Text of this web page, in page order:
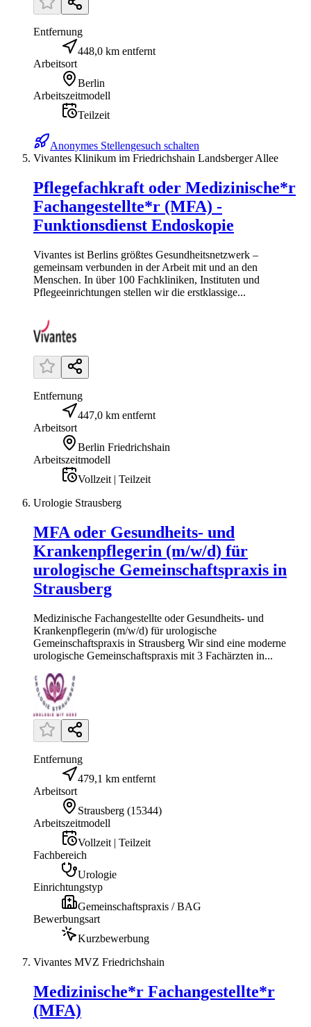
Entfernung
448,0 km entfernt
Arbeitsort
Berlin
Arbeitszeitmodell
Teilzeit
Anonymes Stellengesuch schalten
Vivantes Klinikum im Friedrichshain Landsberger Allee
Pflegefachkraft oder Medizinische*r
Fachangestellte*r (MFA) -
Funktionsdienst Endoskopie
Vivantes ist Berlins größtes Gesundheitsnetzwerk –
gemeinsam verbunden in der Arbeit mit und an den
Menschen. In über 100 Fachkliniken, Instituten und
Pflegeeinrichtungen stellen wir die erstklassige...
Entfernung
447,0 km entfernt
Arbeitsort
Berlin Friedrichshain
Arbeitszeitmodell
Vollzeit | Teilzeit
Urologie Strausberg
MFA oder Gesundheits- und
Krankenpflegerin (m/w/d) für
urologische Gemeinschaftspraxis in
Strausberg
Medizinische Fachangestellte oder Gesundheits- und
Krankenpflegerin (m/w/d) für urologische
Gemeinschaftspraxis in Strausberg Wir sind eine moderne
urologische Gemeinschaftspraxis mit 3 Fachärzten in...
Entfernung
479,1 km entfernt
Arbeitsort
Strausberg (15344)
Arbeitszeitmodell
Vollzeit | Teilzeit
Fachbereich
Urologie
Einrichtungstyp
Gemeinschaftspraxis / BAG
Bewerbungsart
Kurzbewerbung
Vivantes MVZ Friedrichshain
Medizinische*r Fachangestellte*r
(MFA)